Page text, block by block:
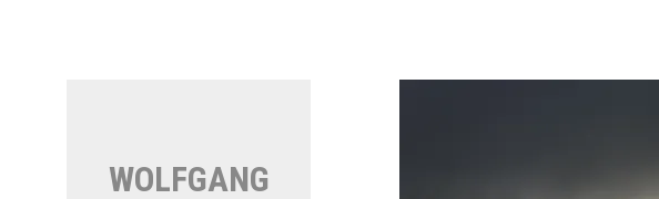
WOLFGANG